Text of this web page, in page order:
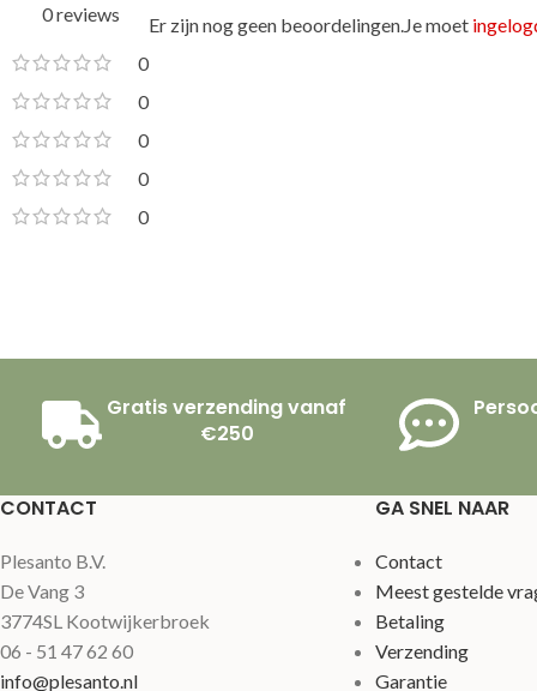
0 reviews
0
0
0
0
0
Er zijn nog geen beoordelingen.Je moet
Gratis verzending vanaf
€250
CONTACT
Plesanto B.V.
De Vang 3
3774SL Kootwijkerbroek
06 - 51 47 62 60
info@plesanto.nl
GA SNEL NAAR
Contact
Meest gestelde
Betaling
Verzending
Garantie